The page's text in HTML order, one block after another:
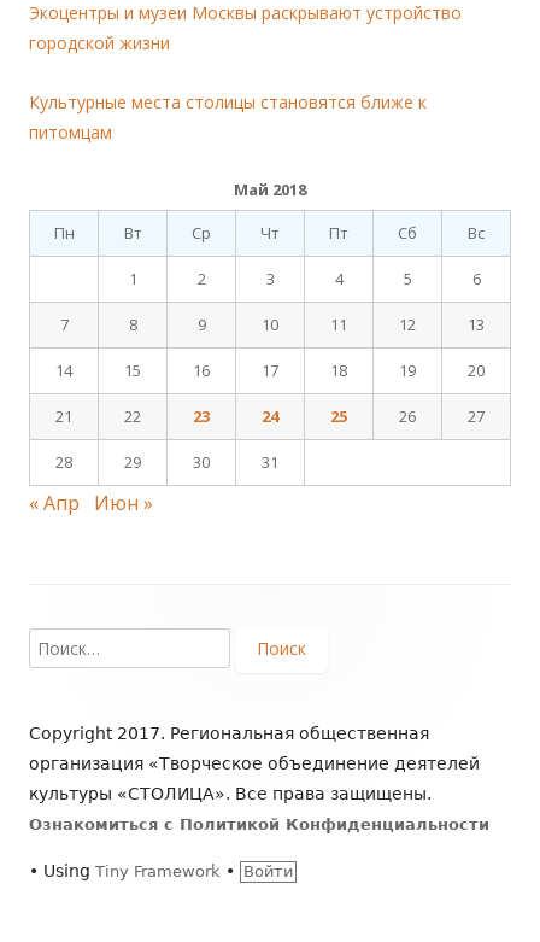
Экоцентры и музеи Москвы раскрывают устройство
городской жизни
Культурные места столицы становятся ближе к
питомцам
Май 2018
Пн
Вт Ср Чт Пт Сб Вс
1 2 3 4 5 6
7 8 9 10 11 12 13
14 15 16 17 18 19 20
21 22 23 24 25 26 27
28 29 30 31
« Апр Июн »
Content
Найти:
Copyright 2017. Региональная общественная
организация «Творческое объединение деятелей
культуры «СТОЛИЦА». Все права защищены.
Ознакомиться с Политикой Конфиденциальности
• Using Tiny Framework • Войти